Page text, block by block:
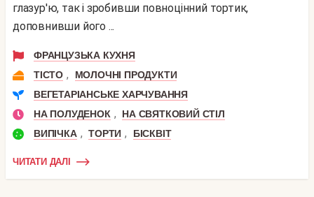
глазур'ю, так і зробивши повноцінний тортик,
доповнивши його ...
ФРАНЦУЗЬКА КУХНЯ
ТІСТО ,
МОЛОЧНІ ПРОДУКТИ
ВЕГЕТАРІАНСЬКЕ ХАРЧУВАННЯ
НА ПОЛУДЕНОК ,
НА СВЯТКОВИЙ СТІЛ
ВИПІЧКА , ТОРТИ , БІСКВІТ
ЧИТАТИ ДАЛІ